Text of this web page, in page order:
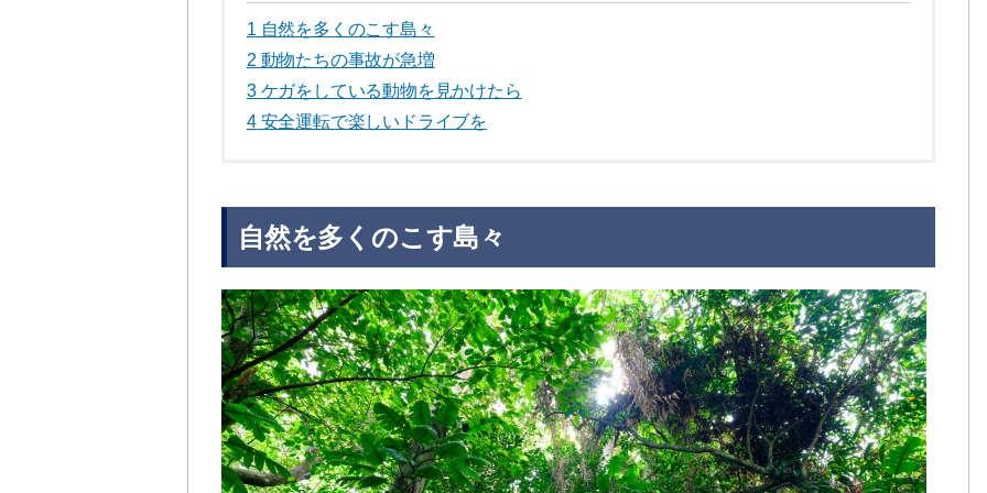
1 自然を多くのこす島々
2 動物たちの事故が急増
3ケガをしている動物を見かけたら
4安全運転で楽しいドライブを
自然を多くのこす島々